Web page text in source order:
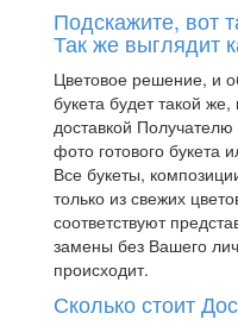
Подскажите, вот
Так же выглядит
Цветовое решение, и
букета будет такой
доставкой
фото готового букета
Все букеты,
только из свежих
соответствуют
замены без Вашего
происходит.
Сколько стоит